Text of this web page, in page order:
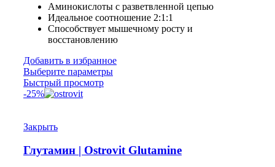
Аминокиcлоты с разветвленной цепью
Идеальное соотношение 2:1:1
Способствует мышечному росту и
восстановлению
Добавить в избранное
Выберите параметры
Быстрый просмотр
-25%
Закрыть
Глутамин | Ostrovit Glutamine